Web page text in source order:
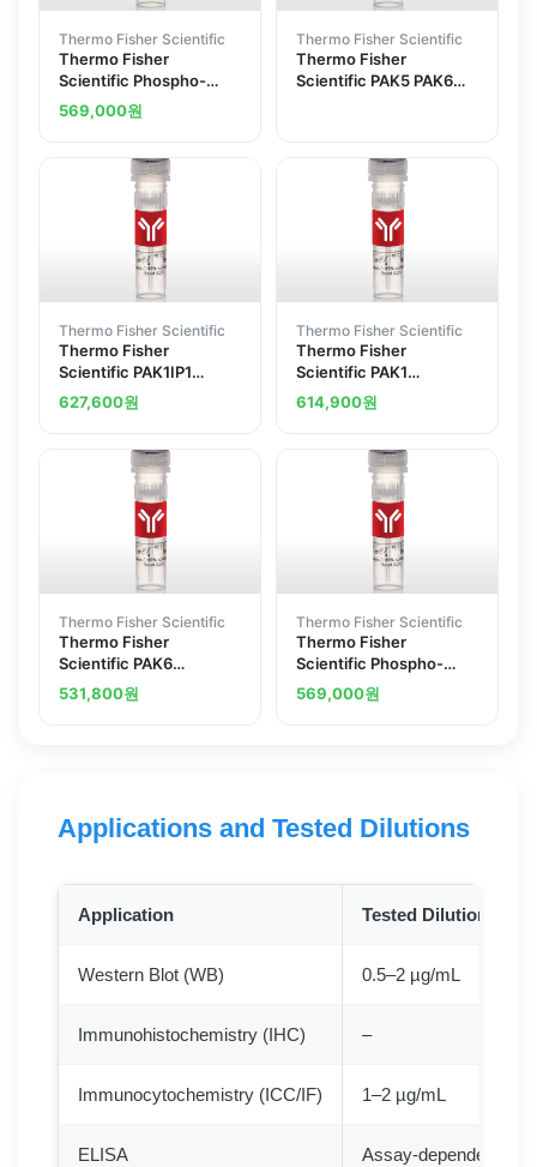
Thermo Fisher Scientific
Thermo Fisher
Scientific Phospho-
PAK1 Thr212 Polyclonal
Antibody
569,000원
Thermo Fisher Scientific
Thermo Fisher
Scientific PAK5 PAK6
Thermo Fisher Scientific
Thermo Fisher
Scientific PAK1IP1
Polyclonal Antibody
627,600원
Thermo Fisher Scientific
Thermo Fisher
Scientific PAK1
Polyclonal Antibody
614,900원
Thermo Fisher Scientific
Thermo Fisher
Scientific PAK6
Polyclonal Antibody
531,800원
Thermo Fisher Scientific
Thermo Fisher
Scientific Phospho-
PAK3 Ser139 Polyclonal
Antibody
569,000원
Applications and Tested Dilutions
Application Tested Dilution
Western Blot (WB) 0.5–2 µg/mL
Immunohistochemistry (IHC) –
Immunocytochemistry (ICC/IF) 1–2 µg/mL
ELISA Assay-dependent